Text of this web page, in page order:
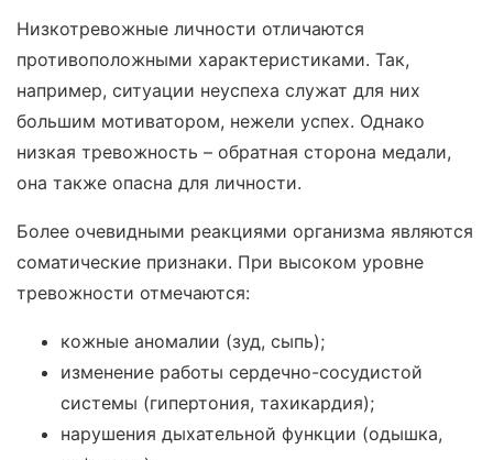
Низкотревожные личности отличаются
противоположными характеристиками. Так,
например, ситуации неуспеха служат для них
большим мотиватором, нежели успех. Однако
низкая тревожность – обратная сторона медали,
она также опасна для личности.
Более очевидными реакциями организма являются
соматические признаки. При высоком уровне
тревожности отмечаются:
кожные аномалии (зуд, сыпь);
изменение работы сердечно-сосудистой
системы (гипертония, тахикардия);
нарушения дыхательной функции (одышка,